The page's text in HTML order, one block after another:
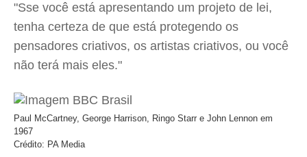
"Sse você está apresentando um projeto de lei,
tenha certeza de que está protegendo os
pensadores criativos, os artistas criativos, ou você
não terá mais eles."
Paul McCartney, George Harrison, Ringo Starr e John Lennon em
1967
Crédito: PA Media